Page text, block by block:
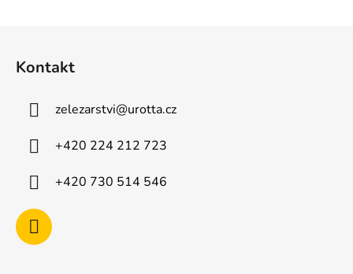
Kontakt
zelezarstvi@urotta.cz
+420 224 212 723
+420 730 514 546